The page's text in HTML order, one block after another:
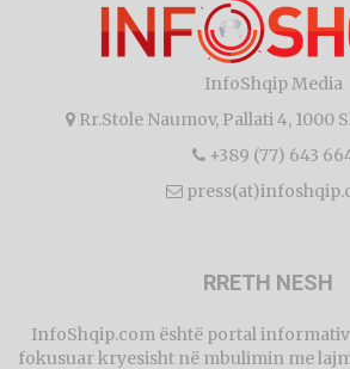
InfoShqip Media
Rr.Stole Naumov, Pallati 4, 1000
+389 (77) 643
RRETH NESH
InfoShqip.com është portal
fokusuar kryesisht në mbulimin me